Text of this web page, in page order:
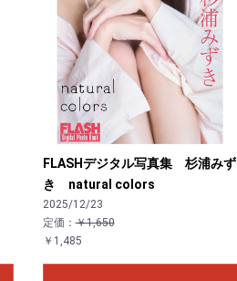
FLASHデジタル写真集 杉浦みず
き natural colors
2025/12/23
定価：￥1,650
￥1,485